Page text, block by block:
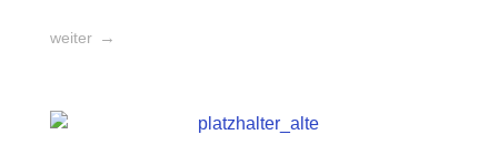
weiter